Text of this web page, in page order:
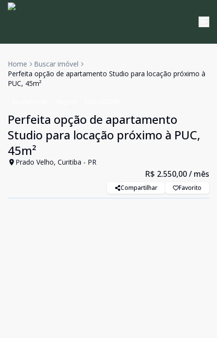
Home
Buscar imóvel
Perfeita opção de apartamento Studio para locação próximo à
PUC, 45m²
Perfeita opção de apartamento
Studio para locação próximo à PUC,
45m²
Prado Velho, Curitiba - PR
R$ 2.550,00/ mês
Compartilhar Favorito